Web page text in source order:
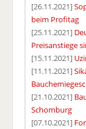
[26.11.2021]
beim Profitag
[25.11.2021]
Preisanstiege
[15.11.2021]
[11.11.2021]
[21.10.2021]
Schomburg
[07.10.2021]